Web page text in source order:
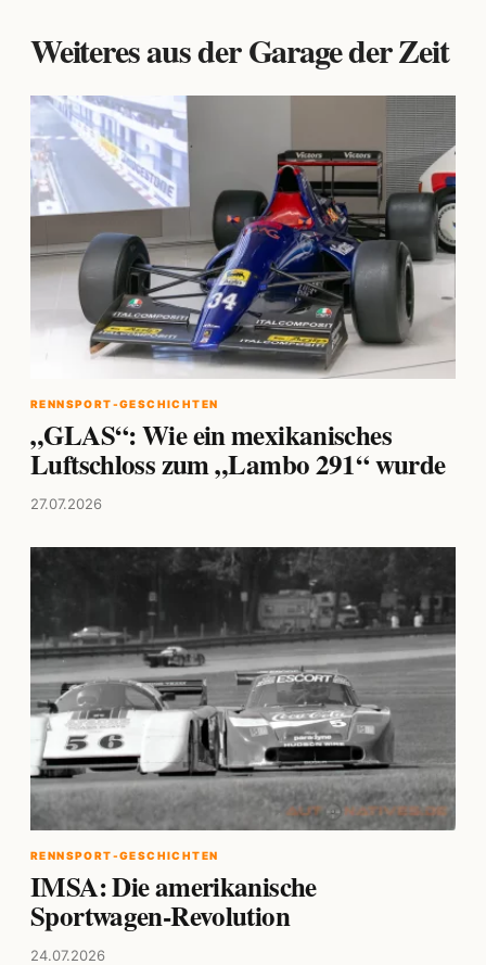
Weiteres aus der Garage der Zeit
RENNSPORT-GESCHICHTEN
„GLAS“: Wie ein mexikanisches
Luftschloss zum „Lambo 291“ wurde
27.07.2026
RENNSPORT-GESCHICHTEN
IMSA: Die amerikanische
Sportwagen-Revolution
24.07.2026